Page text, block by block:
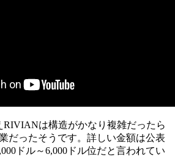
RIVIANは構造がかなり複雑だったら
だったそうです。詳しい金額は公表
ドル～6,000ドル位だと言われてい